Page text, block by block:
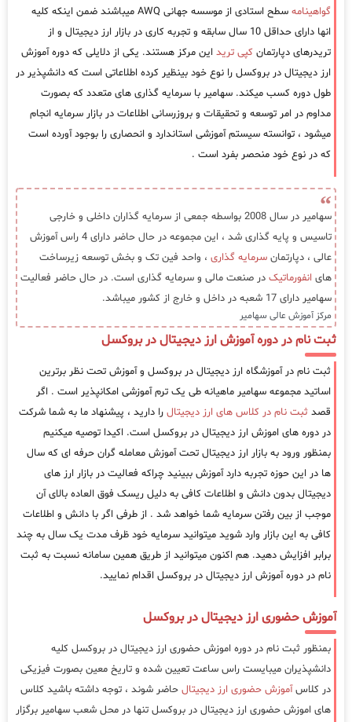
گواهینامه
سطح استادی از موسسه جهانی AWQ میباشند ضمن اینکه کلیه
انها دارای حداقل 10 سال سابقه و تجربه کاری در بازار ارز دیجیتال و از
تریدرهای دپارتمان کپی ترید این مرکز هستند. یکی از دلایلی که دوره آموزش
ارز دیجیتال در بروکسل را نوع خود بینظیر کرده اطلاعاتی است که دانشپذیر در
طول دوره کسب میکند. سهامیر با سرمایه گذاری های متعدد که بصورت
مداوم در امر توسعه و تحقیقات و بروزرسانی اطلاعات در بازار سرمایه انجام
میشود ، توانسته سیستم آموزشی استاندارد و انحصاری را بوجود آورده است
که در نوع خود منحصر بفرد است .
سهامیر در سال 2008 بواسطه جمعی از سرمایه گذاران داخلی و خارجی
تاسیس و پایه گذاری شد ، این مجموعه در حال حاضر دارای 4 راس آموزش
عالی ، دپارتمان سرمایه گذاری ، واحد فین تک و بخش توسعه زیرساخت
های انفورماتیک در صنعت مالی و سرمایه گذاری است. در حال حاضر فعالیت
سهامیر دارای 17 شعبه در داخل و خارج از کشور میباشد.
مرکز آموزش عالی سهامیر
ثبت نام در دوره آموزش ارز دیجیتال در بروکسل
ثبت نام در آموزشگاه ارز دیجیتال در بروکسل و آموزش تحت نظر برترین
اساتید مجموعه سهامیر ماهیانه طی یک ترم آموزشی امکانپذیر است . اگر
قصد ثبت نام در کلاس های ارز دیجیتال را دارید ، پیشنهاد ما به شما شرکت
در دوره های اموزش ارز دیجیتال در بروکسل است. اکیدا توصیه میکنیم
بمنظور ورود به بازار ارز دیجیتال تحت آموزش معامله گران حرفه ای که سال
ها در این حوزه تجربه دارد آموزش ببینید چراکه فعالیت در بازار ارز های
دیجیتال بدون دانش و اطلاعات کافی به دلیل ریسک فوق العاده بالای آن
موجب از بین رفتن سرمایه شما خواهد شد . از طرفی اگر با دانش و اطلاعات
کافی به این بازار وارد شوید میتوانید سرمایه خود ظرف مدت یک سال به چند
برابر افزایش دهید. هم اکنون میتوانید از طریق همین سامانه نسبت به ثبت
نام در دوره آموزش ارز دیجیتال در بروکسل اقدام نمایید.
آموزش حضوری ارز دیجیتال در بروکسل
بمنظور ثبت نام در دوره اموزش حضوری ارز دیجیتال در بروکسل کلیه
دانشپذیران میبایست راس ساعت تعیین شده و تاریخ معین بصورت فیزیکی
در کلاسآموزش حضوری ارز دیجیتال حاضر شوند ، توجه داشته باشید کلاس
های اموزش حضوری ارز دیجیتال در بروکسل تنها در محل شعب سهامیر برگزار